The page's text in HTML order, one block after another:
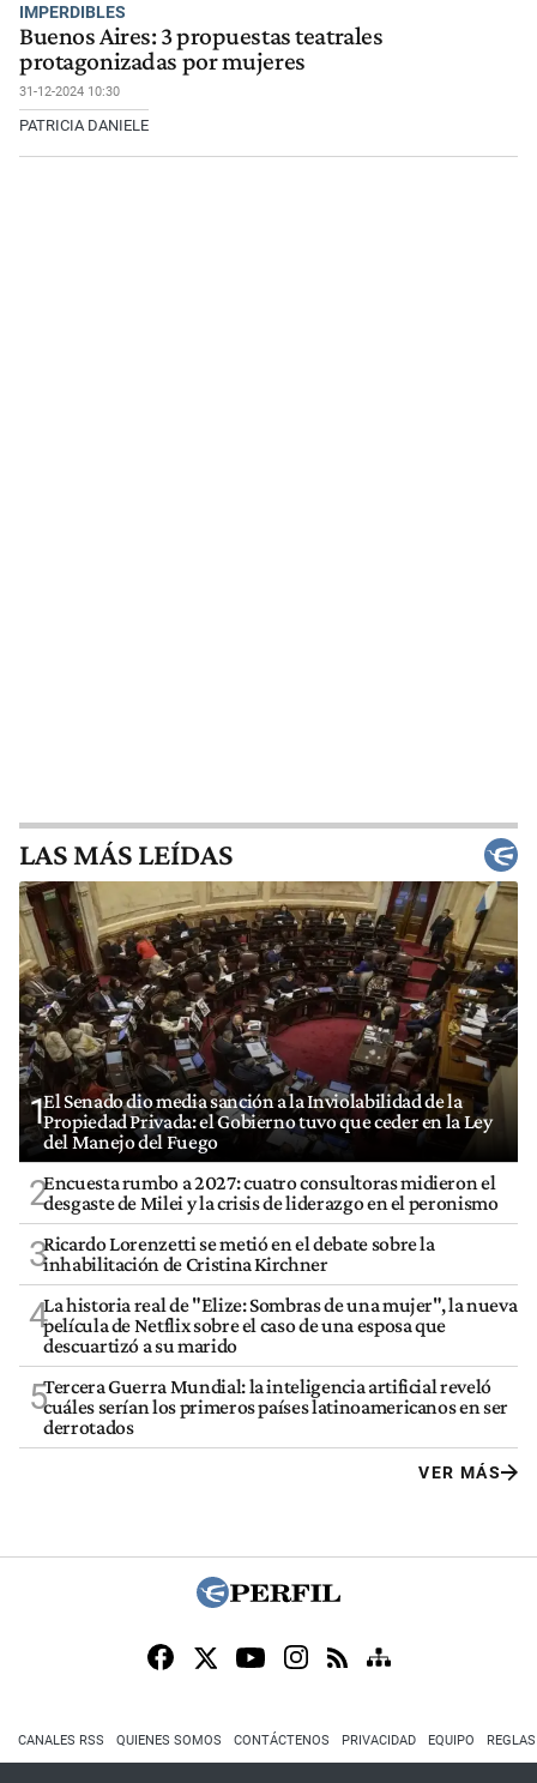
IMPERDIBLES
Buenos Aires: 3 propuestas teatrales
protagonizadas por mujeres
31-12-2024 10:30
PATRICIA DANIELE
LAS MÁS LEÍDAS
1El Senado dio media sanción a la Inviolabilidad de la
Propiedad Privada: el Gobierno tuvo que ceder en la Ley
del Manejo del Fuego
2Encuesta rumbo a 2027: cuatro consultoras midieron el
desgaste de Milei y la crisis de liderazgo en el peronismo
3Ricardo Lorenzetti se metió en el debate sobre la
inhabilitación de Cristina Kirchner
4La historia real de "Elize: Sombras de una mujer", la nueva
película de Netflix sobre el caso de una esposa que
descuartizó a su marido
5Tercera Guerra Mundial: la inteligencia artificial reveló
cuáles serían los primeros países latinoamericanos en ser
derrotados
VER MÁS
CANALES RSS QUIENES SOMOS CONTÁCTENOS PRIVACIDAD EQUIPO